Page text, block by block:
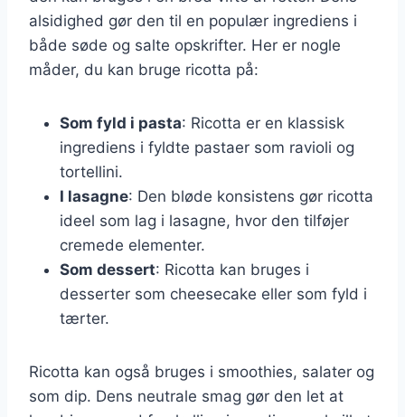
alsidighed gør den til en populær ingrediens i
både søde og salte opskrifter. Her er nogle
måder, du kan bruge ricotta på:
Som fyld i pasta: Ricotta er en klassisk
ingrediens i fyldte pastaer som ravioli og
tortellini.
I lasagne: Den bløde konsistens gør ricotta
ideel som lag i lasagne, hvor den tilføjer
cremede elementer.
Som dessert: Ricotta kan bruges i
desserter som cheesecake eller som fyld i
tærter.
Ricotta kan også bruges i smoothies, salater og
som dip. Dens neutrale smag gør den let at